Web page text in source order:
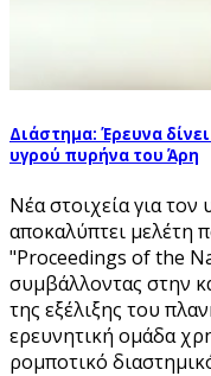
Διάστημα: Έρευνα
υγρού πυρήνα του Άρη
Νέα στοιχεία για
αποκαλύπτει μελέτη
"Proceedings of the
συμβάλλοντας στην
της εξέλιξης του
ερευνητική ομάδα
ρομποτικό